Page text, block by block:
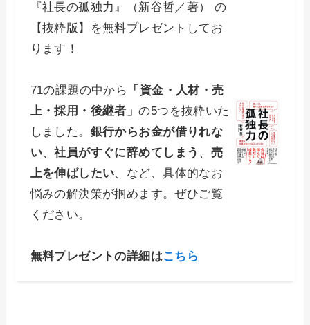
『社長の孤独力』（新谷哲／著） の
【抜粋版】を無料プレゼントしてお
ります！
71の課題の中から
「資金・人材・売
上・採用・後継者」の5つを抜粋いた
しました。 銀行からお金が借りれな
い、社員がすぐに辞めてしまう 、 売
上を伸ばしたい、など、具体的なお
悩みの解決策が掴めます。ぜひご覧
ください。
無料プレゼントの詳細はこちら